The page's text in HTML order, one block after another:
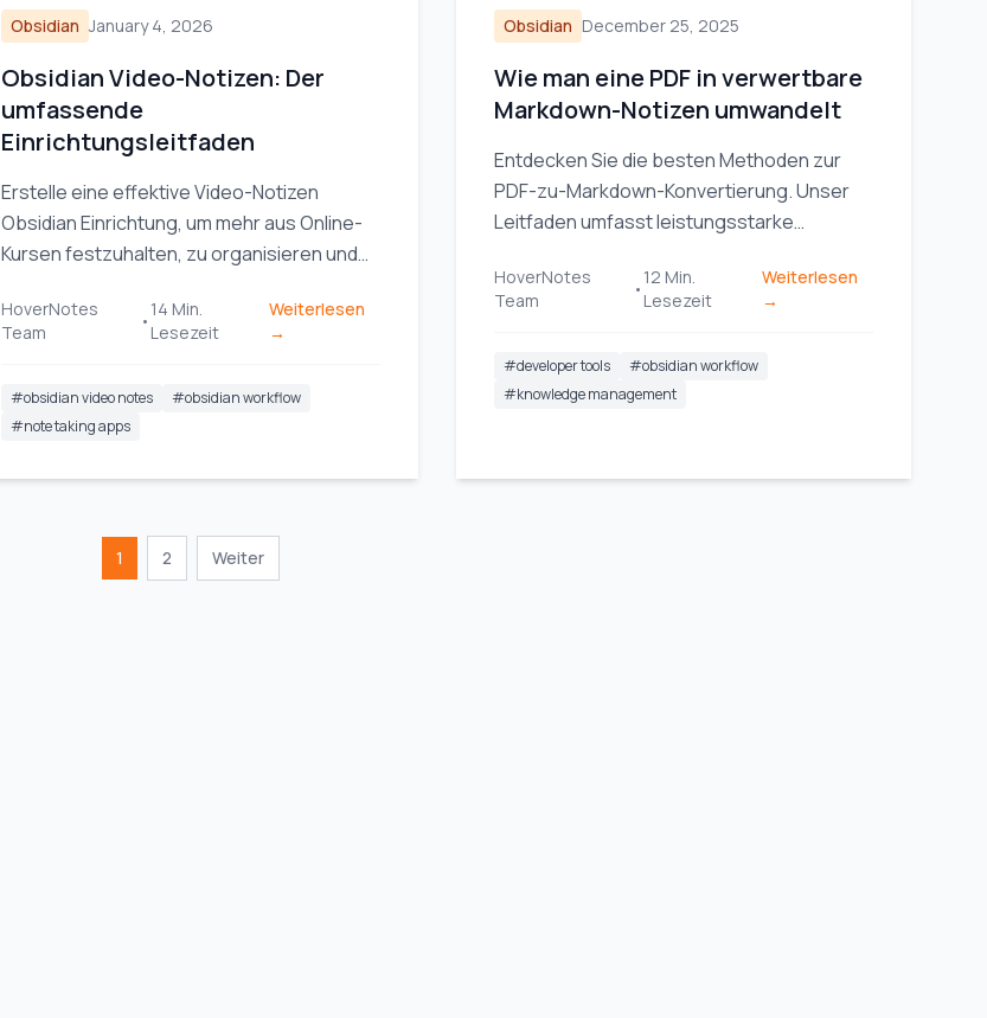
Obsidian January 4, 2026
Obsidian Video-Notizen: Der
umfassende
Einrichtungsleitfaden
Erstelle eine effektive Video-Notizen
Obsidian Einrichtung, um mehr aus Online-
Kursen festzuhalten, zu organisieren und
Erweiterungen und Arbeitsabläufe.
HoverNotes
Team
•
14 Min.
Lesezeit
Weiterlesen
→
#obsidian video notes #obsidian workflow
#note taking apps
Obsidian December 25, 2025
Wie man eine PDF in verwertbare
Markdown-Notizen umwandelt
Entdecken Sie die besten Methoden zur
PDF-zu-Markdown-Konvertierung. Unser
Leitfaden umfasst leistungsstarke
Dateien und die Integration von Notizen in
Ihren Arbeitsablauf.
HoverNotes
Team
•
12 Min.
Lesezeit
Weiterlesen
→
#developer tools #obsidian workflow
#knowledge management
1 2 Weiter